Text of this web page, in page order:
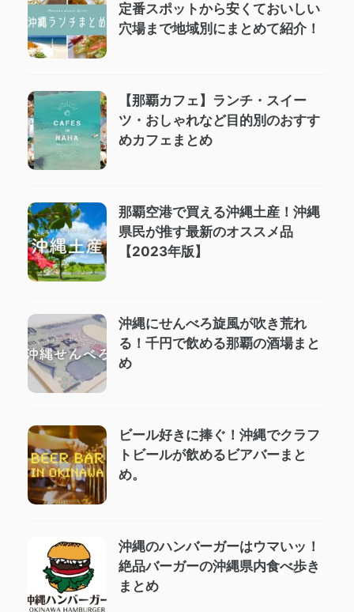
定番スポットから安くておいしい
穴場まで地域別にまとめて紹介！
【那覇カフェ】ランチ・スイー
ツ・おしゃれなど目的別のおすす
めカフェまとめ
那覇空港で買える沖縄土産！沖縄
県民が推す最新のオススメ品
【2023年版】
沖縄にせんべろ旋風が吹き荒れ
る！千円で飲める那覇の酒場まと
め
ビール好きに捧ぐ！沖縄でクラフ
トビールが飲めるビアバーまと
め。
沖縄のハンバーガーはウマいッ！
絶品バーガーの沖縄県内食べ歩き
まとめ